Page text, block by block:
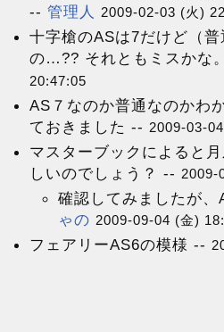
-- 管理人 2009-02-03 (火)
十字槍のASは7だけど（
の…?? それともミスかな
20:47:05
AS７なのか普通なのかわ
ておきました -- 2009-03-
マスターブックによると
しいのでしょう？ -- 2009-
確認してみましたが
ゃの 2009-09-04 (金)
フェアリーAS6の模様 --